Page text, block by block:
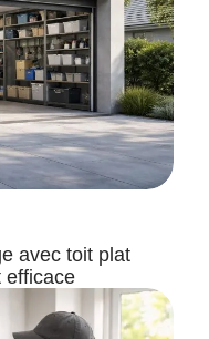
avec toit plat
efficace